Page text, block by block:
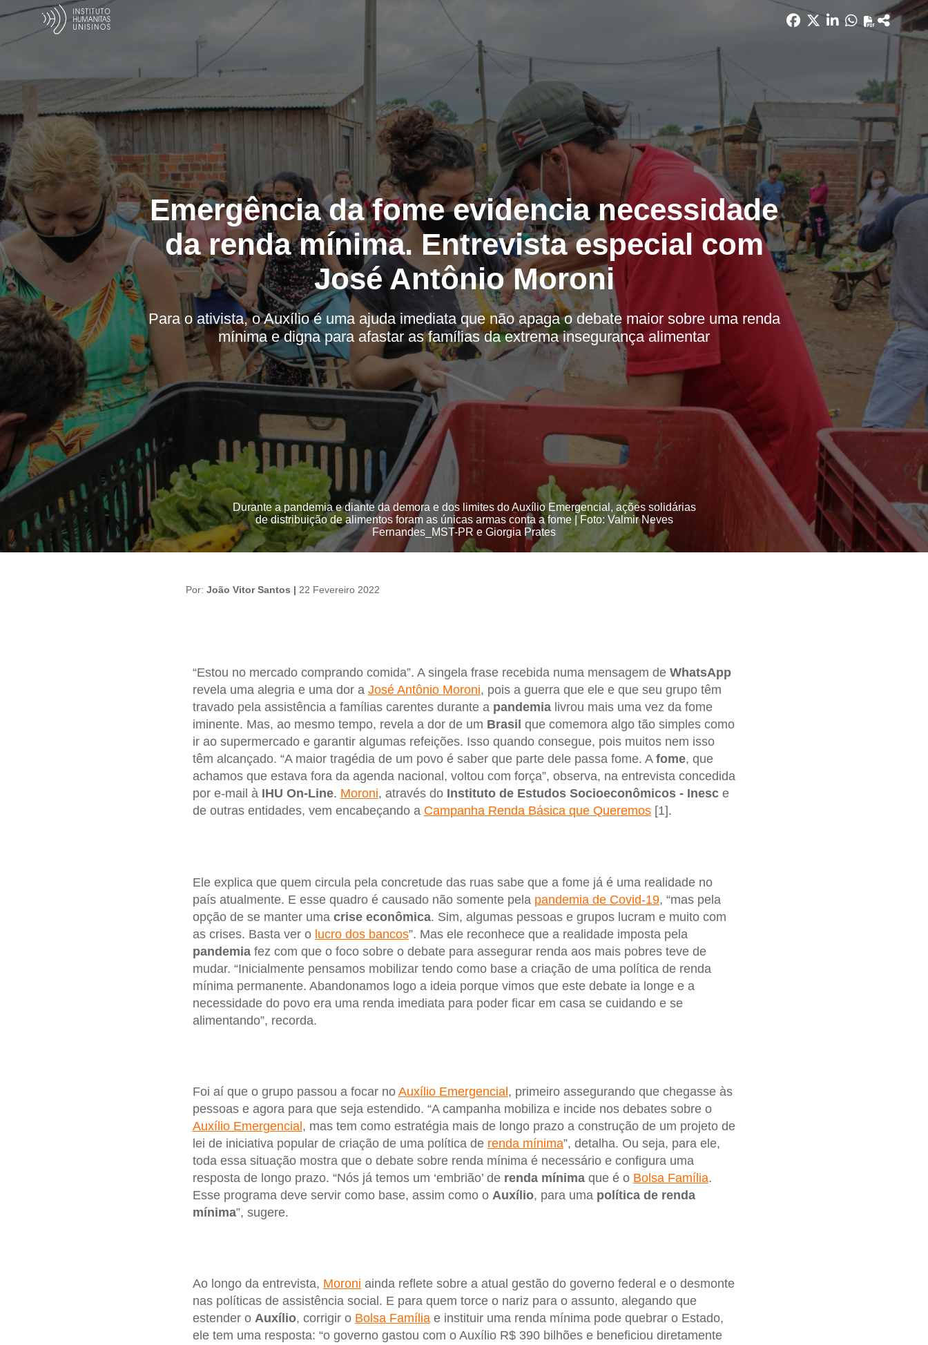
Emergência da fome evidencia necessidade
da renda mínima. Entrevista especial com
José Antônio Moroni
Para o ativista, o Auxílio é uma ajuda imediata que não apaga o debate maior sobre uma renda
mínima e digna para afastar as famílias da extrema insegurança alimentar
Durante a pandemia e diante da demora e dos limites do Auxílio Emergencial, ações solidárias
de distribuição de alimentos foram as únicas armas conta a fome | Foto: Valmir Neves
Fernandes_MST-PR e Giorgia Prates
Por: João Vitor Santos | 22 Fevereiro 2022
“Estou no mercado comprando comida”. A singela frase recebida numa mensagem de WhatsApp
revela uma alegria e uma dor a José Antônio Moroni, pois a guerra que ele e que seu grupo têm
travado pela assistência a famílias carentes durante a pandemialivrou mais uma vez da fome
iminente. Mas, ao mesmo tempo, revela a dor de um Brasil que comemora algo tão simples como
ir ao supermercado e garantir algumas refeições. Isso quando consegue, pois muitos nem isso
têm alcançado. “A maior tragédia de um povo é saber que parte dele passa fome. A fome, que
achamos que estava fora da agenda nacional, voltou com força”, observa, na entrevista concedida
por e-mail à IHU On-Line. Moroni, através do Instituto de Estudos Socioeconômicos - Inesce
de outras entidades, vem encabeçando a Campanha Renda Básica que Queremos[1].
Ele explica que quem circula pela concretude das ruas sabe que a fome já é uma realidade no
país atualmente. E esse quadro é causado não somente pela pandemia de Covid-19, “mas pela
opção de se manter uma crise econômica. Sim, algumas pessoas e grupos lucram e muito com
as crises. Basta ver o lucro dos bancos”. Mas ele reconhece que a realidade imposta pela
pandemiafez com que o foco sobre o debate para assegurar renda aos mais pobres teve de
mudar. “Inicialmente pensamos mobilizar tendo como base a criação de uma política de renda
mínima permanente. Abandonamos logo a ideia porque vimos que este debate ia longe e a
necessidade do povo era uma renda imediata para poder ficar em casa se cuidando e se
alimentando”, recorda.
Foi aí que o grupo passou a focar no Auxílio Emergencial , primeiro assegurando que chegasse às
pessoas e agora para que seja estendido. “A campanha mobiliza e incide nos debates sobre o
Auxílio Emergencial , mas tem como estratégia mais de longo prazo a construção de um projeto de
lei de iniciativa popular de criação de uma política de renda mínima”, detalha. Ou seja, para ele,
toda essa situação mostra que o debate sobre renda mínima é necessário e configura uma
resposta de longo prazo. “Nós já temos um ‘embrião’ de renda mínimaque é o Bolsa Família.
Esse programa deve servir como base, assim como o Auxílio, para uma política de renda
mínima”, sugere.
Ao longo da entrevista, Moroni ainda reflete sobre a atual gestão do governo federal e o desmonte
nas políticas de assistência social. E para quem torce o nariz para o assunto, alegando que
estender o Auxílio, corrigir o Bolsa Famíliae instituir uma renda mínima pode quebrar o Estado,
ele tem uma resposta: “o governo gastou com o Auxílio R$ 390 bilhões e beneficiou diretamente